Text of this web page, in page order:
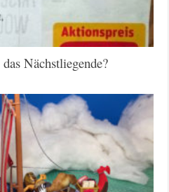
Nächstliegende?